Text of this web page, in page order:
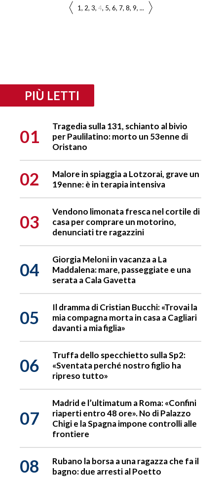
1 2 3 4 5 6 7 8 9 ...
PIÙ LETTI
01
Tragedia sulla 131, schianto al bivio
per Paulilatino: morto un 53enne di
Oristano
02
Malore in spiaggia a Lotzorai, grave un
19enne: è in terapia intensiva
03
Vendono limonata fresca nel cortile di
casa per comprare un motorino,
denunciati tre ragazzini
04
Giorgia Meloni in vacanza a La
Maddalena: mare, passeggiate e una
serata a Cala Gavetta
05
Il dramma di Cristian Bucchi: «Trovai la
mia compagna morta in casa a Cagliari
davanti a mia figlia»
06
Truffa dello specchietto sulla Sp2:
«Sventata perché nostro figlio ha
ripreso tutto»
07
Madrid e l’ultimatum a Roma: «Confini
riaperti entro 48 ore». No di Palazzo
Chigi e la Spagna impone controlli alle
frontiere
08
Rubano la borsa a una ragazza che fa il
bagno: due arresti al Poetto